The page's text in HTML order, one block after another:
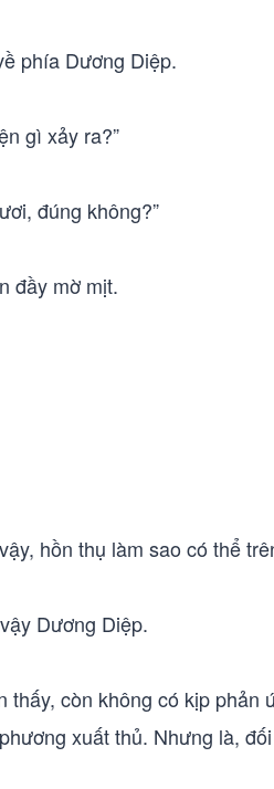
phía Dương Diệp.
gì xảy ra?”
đúng không?”
đầy mờ mịt.
hồn thụ làm sao có thể
Dương Diệp.
còn không có kịp phản
xuất thủ. Nhưng là,